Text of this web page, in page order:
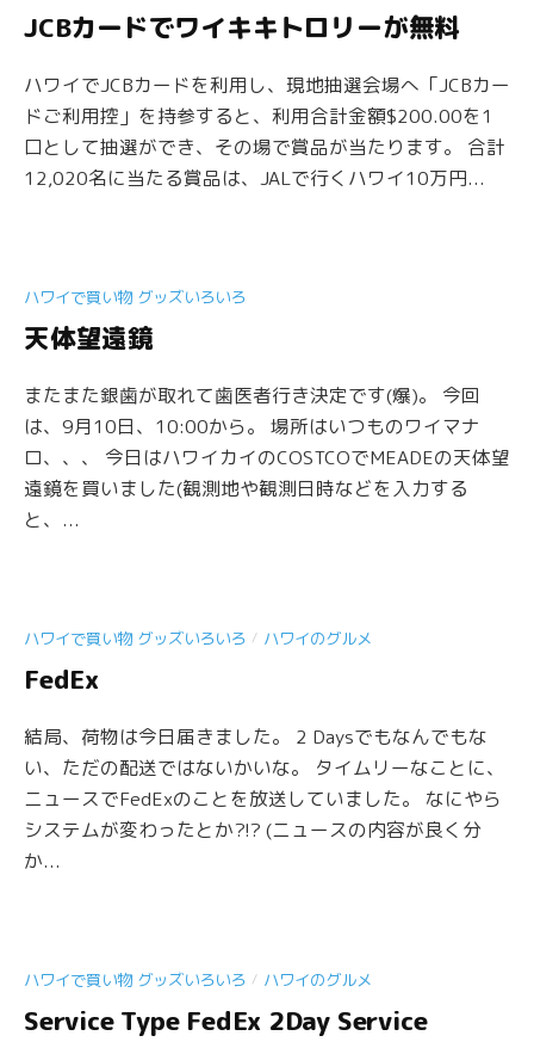
JCBカードでワイキキトロリーが無料
ハワイでJCBカードを利用し、現地抽選会場へ「JCBカー
ドご利用控」を持参すると、利用合計金額$200.00を1
口として抽選ができ、その場で賞品が当たります。 合計
12,020名に当たる賞品は、JALで行くハワイ10万円...
ハワイで買い物 グッズいろいろ
天体望遠鏡
またまた銀歯が取れて歯医者行き決定です(爆)。 今回
は、9月10日、10:00から。 場所はいつものワイマナ
ロ、、、 今日はハワイカイのCOSTCOでMEADEの天体望
遠鏡を買いました(観測地や観測日時などを入力する
と、...
ハワイで買い物 グッズいろいろ / ハワイのグルメ
FedEx
結局、荷物は今日届きました。 2 Daysでもなんでもな
い、ただの配送ではないかいな。 タイムリーなことに、
ニュースでFedExのことを放送していました。 なにやら
システムが変わったとか?!? (ニュースの内容が良く分
か...
ハワイで買い物 グッズいろいろ / ハワイのグルメ
Service Type FedEx 2Day Service